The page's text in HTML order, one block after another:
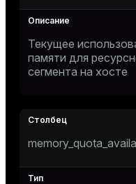
Текущее
памяти для
сегмента на хосте